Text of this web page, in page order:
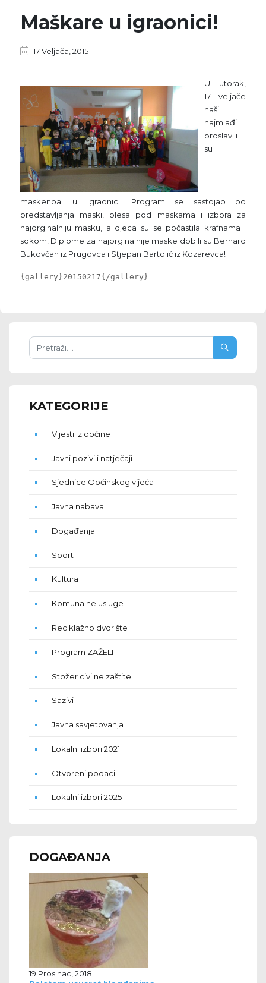
Maškare u igraonici!
17 Veljača, 2015
U utorak,
17. veljače
naši
najmlađi
proslavili
su
maskenbal u igraonici! Program se sastojao od
predstavljanja maski, plesa pod maskama i izbora za
najorginalniju masku, a djeca su se počastila krafnama i
sokom! Diplome za najorginalnije maske dobili su Bernard
Bukovčan iz Prugovca i Stjepan Bartolić iz Kozarevca!
{gallery}20150217{/gallery}
KATEGORIJE
Vijesti iz općine
Javni pozivi i natječaji
Sjednice Općinskog vijeća
Javna nabava
Događanja
Sport
Kultura
Komunalne usluge
Reciklažno dvorište
Program ZAŽELI
Stožer civilne zaštite
Sazivi
Javna savjetovanja
Lokalni izbori 2021
Otvoreni podaci
Lokalni izbori 2025
DOGAĐANJA
19 Prosinac, 2018